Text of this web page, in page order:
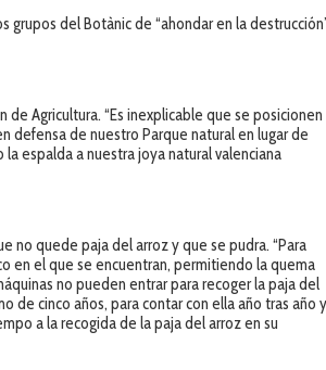
grupos del Botànic de “ahondar en la
Agricultura. “Es inexplicable que se posicionen
defensa de nuestro Parque natural en lugar de
espalda a nuestra joya natural valenciana
no quede paja del arroz y que se pudra. “Para
en el que se encuentran, permitiendo la quema
no pueden entrar para recoger la paja del
de cinco años, para contar con ella año tras año
a la recogida de la paja del arroz en su